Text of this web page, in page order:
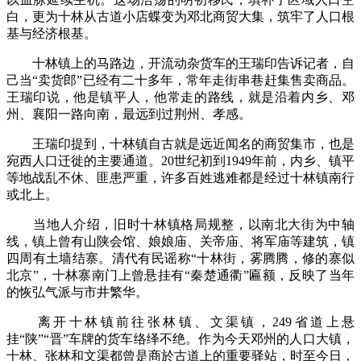
白，更为十林从古道小店蝶变为邓北商贸大集，筑牢了人口根
基与经济根基。
十林镇上的马路边，开流动杂货车的王瑞印告诉记者，自
己当“卖货郎”已经有二十多年，常年走街串巷赶集售卖商品。
王瑞印说，他是镇平人，他常走的路线，就是沿着内乡、邓
州、襄阳一路向南，最远到过荆州、孝感。
王瑞印提到，十林镇自古就是远近闻名的商贸集市，也是
宛西人口迁徙的主要通道。20世纪初到1949年前，内乡、镇平
等地战乱不休、匪患严重，许多百姓逃难都是经过十林镇南行
或北上。
当地人介绍，旧时十林镇格局规整，以南北大街为中轴
线，镇上曾有山陕会馆、娘娘庙、关帝庙、将军庙等建筑，镇
四周有土墙结寨。清代有民谣称“十林街，雾腾腾，修的寨似
北京”，十林寨南门上曾悬挂有“秦楚通衢”匾额，反映了当年
的恢弘气派与市井繁华。
离开十林镇前往张林镇、文渠镇，249省道上悬
挂“陕”“晋”车牌的货车络绎不绝。作为今天邓州的人口大镇，
十林、张林和文渠都曾是商於古道上的重要驿站，时至今日，